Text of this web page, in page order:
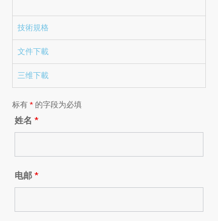
技術規格
文件下載
三维下載
标有 * 的字段为必填
姓名 *
电邮 *